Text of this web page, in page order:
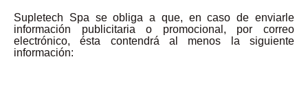
Supletech Spa se obliga a que, en caso de enviarle
información publicitaria o promocional, por correo
electrónico, ésta contendrá al menos la siguiente
información: